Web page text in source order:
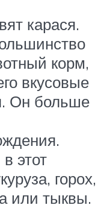
карася.
корм,
вкусовые
Он больше
этот
горох,
или тыквы.